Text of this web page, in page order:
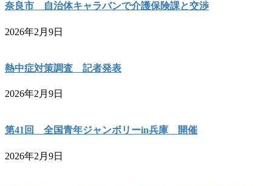
奈良市 自治体キャラバンで介護保険課と交渉
2026年2月9日
熱中症対策調査 記者発表
2026年2月9日
第41回 全国青年ジャンボリーin兵庫 開催
2026年2月9日